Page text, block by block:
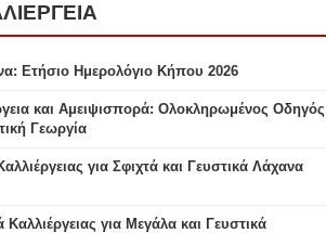
Ετήσιο Ημερολόγιο Κήπου 2026
και Αμειψισπορά: Ολοκληρωμένος Οδηγός
Γεωργία
για Σφιχτά και Γευστικά Λάχανα
για Μεγάλα και Γευστικά